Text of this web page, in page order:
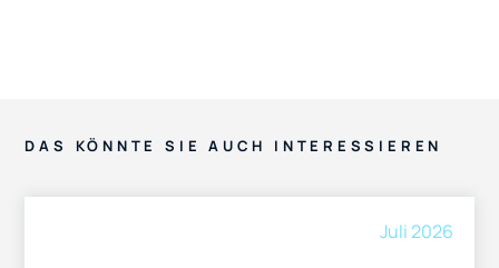
DAS KÖNNTE SIE AUCH INTERESSIEREN
Juli 2026